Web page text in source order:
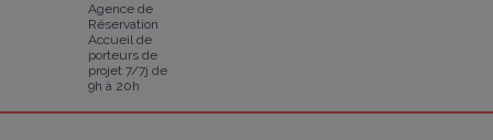
Agence de
Réservation
Accueil de
porteurs de
projet 7/7j de
9h à 20h